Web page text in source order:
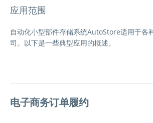
应用范围
自动化小型部件存储系统AutoStore适用于各
司。以下是一些典型应用的概述。
电子商务订单履约